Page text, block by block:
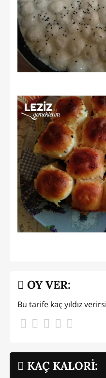
KAÇ KALORİ:
OY VER:
Bu tarife kaç yıldız